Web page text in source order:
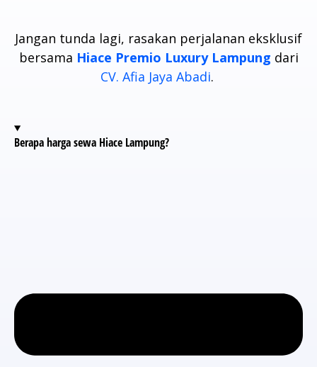
Jangan tunda lagi, rasakan perjalanan eksklusif
bersama Hiace Premio Luxury Lampung dari
CV. Afia Jaya Abadi.
Berapa harga sewa Hiace Lampung?